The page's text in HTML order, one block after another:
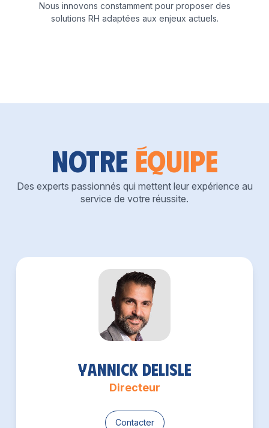
Nous innovons constamment pour proposer des
solutions RH adaptées aux enjeux actuels.
Notre équipe
Des experts passionnés qui mettent leur expérience au
service de votre réussite.
Yannick Delisle
Directeur
Contacter